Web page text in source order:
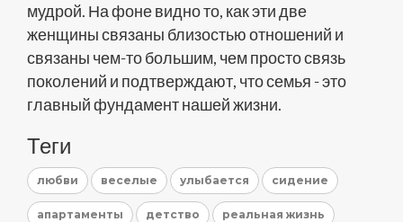
мудрой. На фоне видно то, как эти две
женщины связаны близостью отношений и
связаны чем-то большим, чем просто связь
поколений и подтверждают, что семья - это
главный фундамент нашей жизни.
Теги
любви веселые улыбается сидение
апартаменты детство реальная жизнь